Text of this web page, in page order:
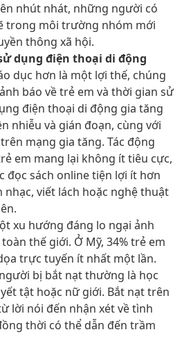
nhút nhát, những người có
trong môi trường nhóm mới
thông xã hội.
dụng điện thoại di động
dục hơn là một lợi thế, chúng
báo về trẻ em và thời gian sử
điện thoại di động gia tăng
nhiễu và gián đoạn, cùng với
mạng gia tăng. Tác động
em mang lại không ít tiêu cực,
đọc sách online tiện lợi ít hơn
nhạc, viết lách hoặc nghệ thuật
xu hướng đáng lo ngại ảnh
thế giới. Ở Mỹ, 34% trẻ em
trực tuyến ít nhất một lần.
bị bắt nạt thường là học
tật hoặc nữ giới. Bắt nạt trên
lời nói đến nhận xét về tình
thời có thể dẫn đến trầm